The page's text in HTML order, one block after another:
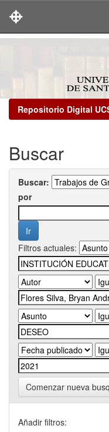
Repositorio Digital
Buscar
Buscar:
por
Filtros actuales:
Comenzar nueva
Añadir filtros: